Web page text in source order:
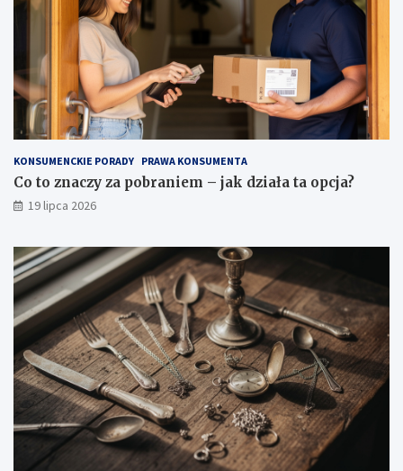
KONSUMENCKIE PORADY PRAWA KONSUMENTA
Co to znaczy za pobraniem – jak działa ta opcja?
19 lipca 2026